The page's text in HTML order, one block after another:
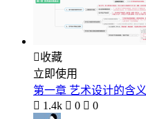
收藏
立即使用
第一章 艺术设计的含义
 1.4k  0  0